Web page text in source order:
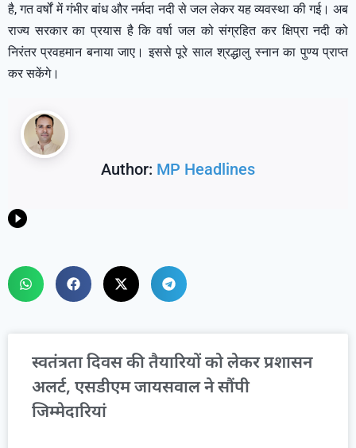
है, गत वर्षों में गंभीर बांध और नर्मदा नदी से जल लेकर यह व्यवस्था की गई। अब
राज्य सरकार का प्रयास है कि वर्षा जल को संग्रहित कर क्षिप्रा नदी को
निरंतर प्रवहमान बनाया जाए। इससे पूरे साल श्रद्धालु स्नान का पुण्य प्राप्त
कर सकेंगे।
Author: MP Headlines
स्वतंत्रता दिवस की तैयारियों को लेकर प्रशासन
अलर्ट, एसडीएम जायसवाल ने सौंपी
जिम्मेदारियां